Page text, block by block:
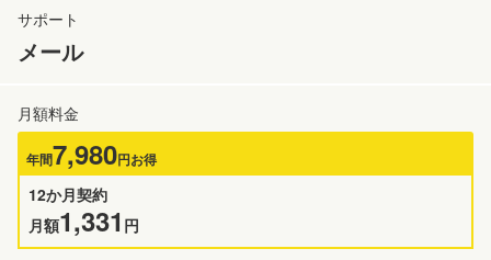
メール
年間7,980円お得
12か月契約
月額1,331 円